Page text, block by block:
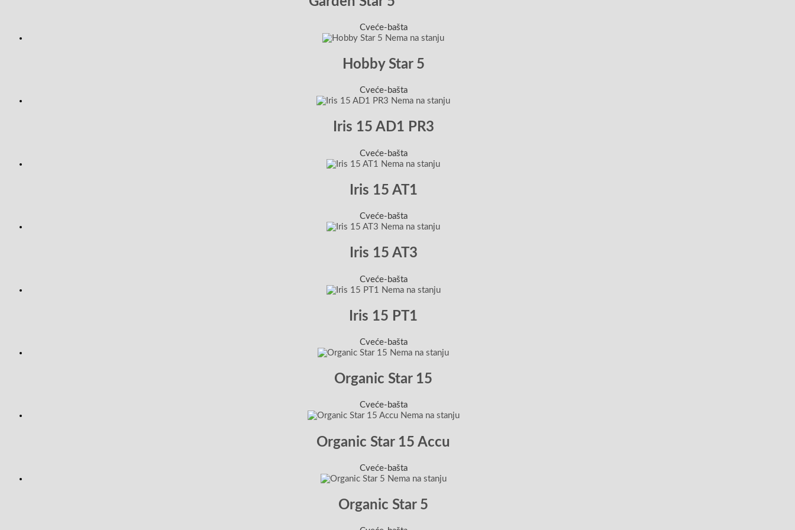
Cveće-bašta
Nema na stanju
Hobby Star 5
Cveće-bašta
Nema na stanju
Iris 15 AD1 PR3
Cveće-bašta
Nema na stanju
Iris 15 AT1
Cveće-bašta
Nema na stanju
Iris 15 AT3
Cveće-bašta
Nema na stanju
Iris 15 PT1
Cveće-bašta
Nema na stanju
Organic Star 15
Cveće-bašta
Nema na stanju
Organic Star 15 Accu
Cveće-bašta
Nema na stanju
Organic Star 5